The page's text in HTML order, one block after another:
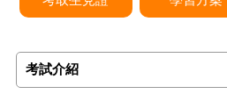
考試介紹